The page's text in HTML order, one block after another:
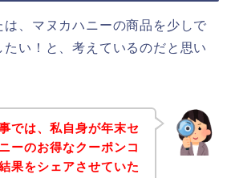
は、マヌカハニーの商品を少しで
たい！と、考えているのだと思い
では、私自身が年末セ
ーのお得なクーポンコ
果をシェアさせていた